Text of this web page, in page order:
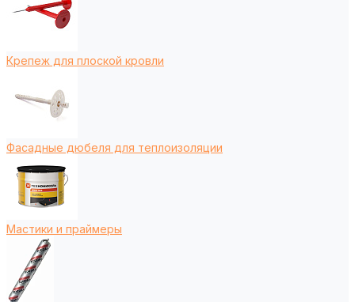
Крепеж для плоской кровли
Фасадные дюбеля для теплоизоляции
Мастики и праймеры